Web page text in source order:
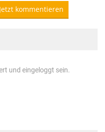
Jetzt kommentieren
und eingeloggt sein.